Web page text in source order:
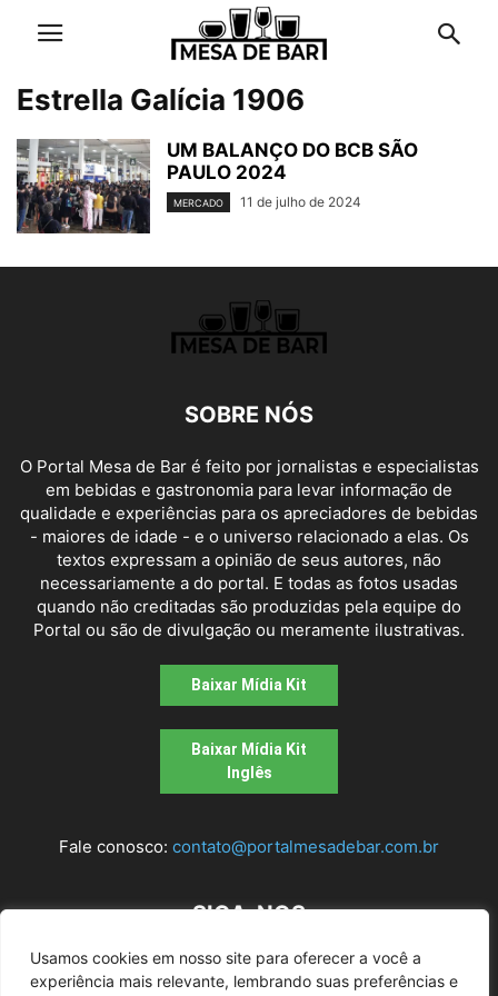
Usamos cookies em nosso site para oferecer a você a
experiência mais relevante, lembrando suas preferências e
Estrella Galícia 1906
UM BALANÇO DO BCB SÃO
PAULO 2024
MERCADO 11 de julho de 2024
SOBRE NÓS
O Portal Mesa de Bar é feito por jornalistas e especialistas
em bebidas e gastronomia para levar informação de
qualidade e experiências para os apreciadores de bebidas
- maiores de idade - e o universo relacionado a elas. Os
textos expressam a opinião de seus autores, não
necessariamente a do portal. E todas as fotos usadas
quando não creditadas são produzidas pela equipe do
Portal ou são de divulgação ou meramente ilustrativas.
Baixar Mídia Kit
Baixar Mídia Kit
Inglês
Fale conosco: contato@portalmesadebar.com.br
SIGA-NOS